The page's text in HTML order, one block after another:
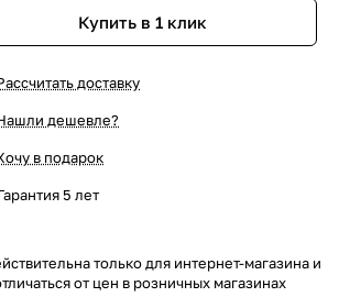
Купить в 1 клик
доставку
дешевле?
в подарок
5 лет
только для интернет-магазина и
от цен в розничных магазинах